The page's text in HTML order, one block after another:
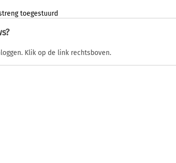
toegestuurd
Klik op de link rechtsboven.